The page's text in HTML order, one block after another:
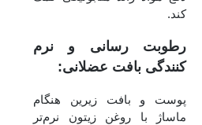
کند.
رطوبت‌ رسانی و نرم‌
کنندگی بافت عضلانی:
پوست و بافت زیرین هنگام
ماساژ با روغن زیتون نرم‌تر